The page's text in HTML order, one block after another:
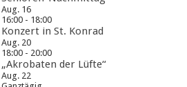
Aug. 16
16:00 - 18:00
Konzert in St. Konrad
Aug. 20
18:00 - 20:00
„Akrobaten der Lüfte“
Aug. 22